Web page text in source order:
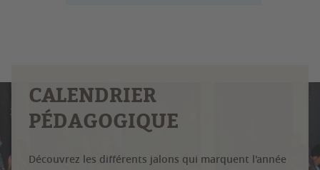
CALENDRIER
PÉDAGOGIQUE
Découvrez les différents jalons qui marquent l'année